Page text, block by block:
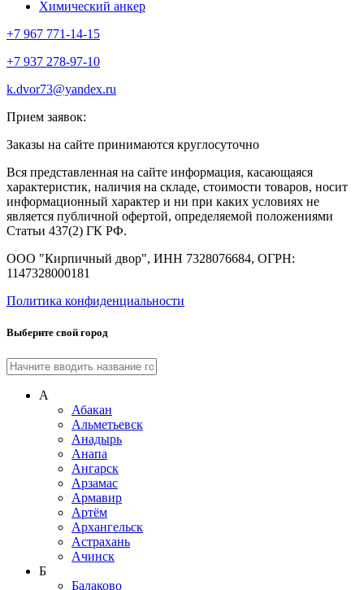
Химический анкер
+7 967 771-14-15
+7 937 278-97-10
k.dvor73@yandex.ru
Прием заявок:
Заказы на сайте принимаются круглосуточно
Вся представленная на сайте информация, касающаяся
характеристик, наличия на складе, стоимости товаров, носит
информационный характер и ни при каких условиях не
является публичной офертой, определяемой положениями
Статьи 437(2) ГК РФ.
ООО "Кирпичный двор", ИНН 7328076684, ОГРН:
1147328000181
Политика конфиденциальности
Выберите свой город
А
Абакан
Альметьевск
Анадырь
Анапа
Ангарск
Арзамас
Армавир
Артём
Архангельск
Астрахань
Ачинск
Б
Балаково